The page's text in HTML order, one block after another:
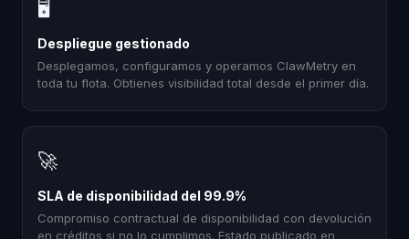
🖥
Despliegue gestionado
Desplegamos, configuramos y operamos ClawMetry en
toda tu flota. Obtienes visibilidad total desde el primer día.
🚀
SLA de disponibilidad del 99.9%
Compromiso contractual de disponibilidad con devolución
en créditos si no lo cumplimos. Estado publicado en